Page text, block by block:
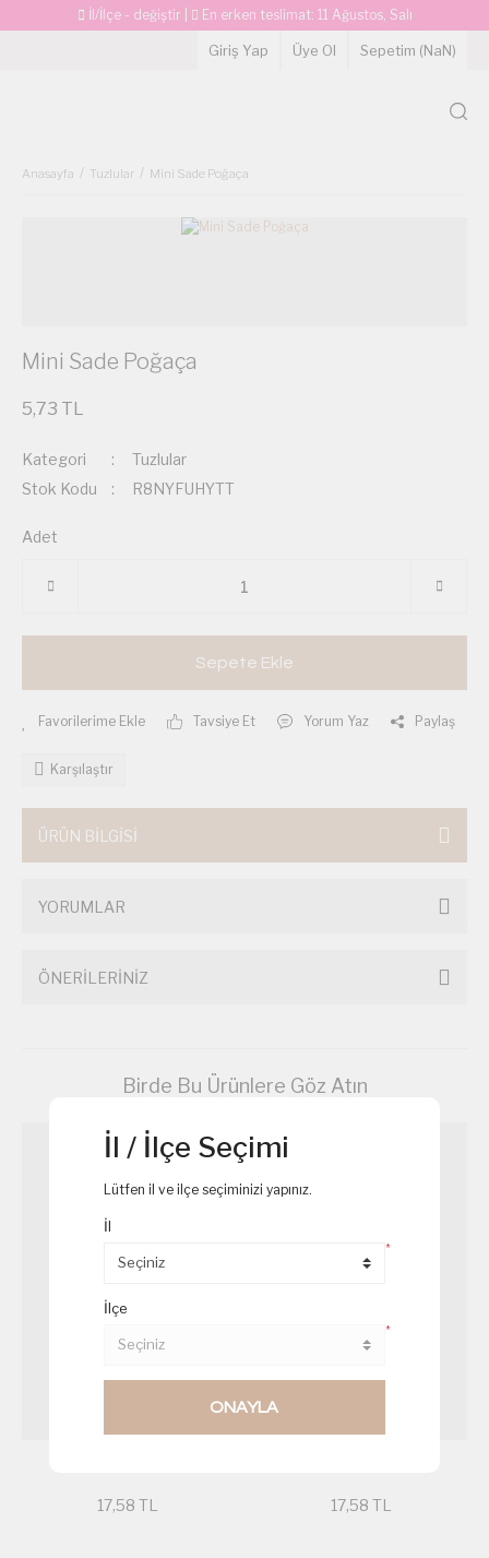
İl/İlçe - değiştir En erken teslimat: 11 Ağustos, Salı
Giriş Yap Üye Ol Sepetim (NaN)
Anasayfa Tuzlular Mini Sade Poğaça
Mini Sade Poğaça
5,73 TL
Kategori
Tuzlular
Stok Kodu
R8NYFUHYTT
Adet
Sepete Ekle
Tavsiye Et Yorum Yaz Paylaş
Karşılaştır
ÜRÜN BİLGİSİ
YORUMLAR
ÖNERİLERİNİZ
Birde Bu Ürünlere Göz Atın
17,58 TL 17,58 TL
İl / İlçe Seçimi
Lütfen il ve ilçe seçiminizi yapınız.
İl
*
İlçe
*
ONAYLA